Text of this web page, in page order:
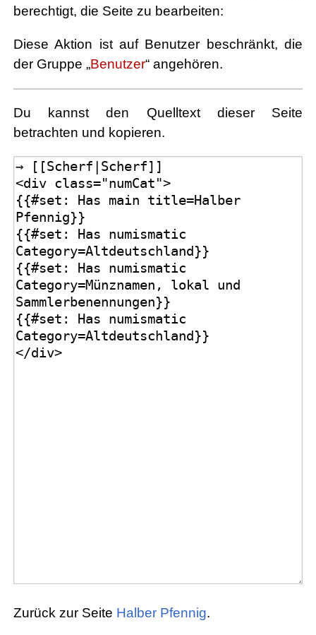
berechtigt, die Seite zu bearbeiten:
Diese Aktion ist auf Benutzer beschränkt, die
der Gruppe „Benutzer“ angehören.
Du kannst den Quelltext dieser Seite
betrachten und kopieren.
Zurück zur Seite Halber Pfennig.